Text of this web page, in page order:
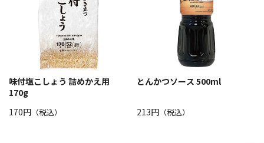
味付塩こしょう 詰めかえ用
170g
170円 （税込）
とんかつソース 500ml
213円（税込）